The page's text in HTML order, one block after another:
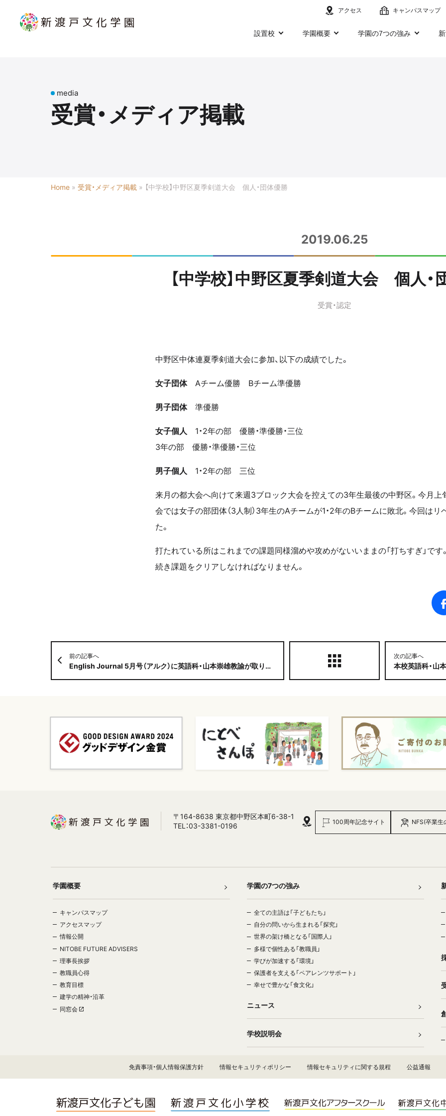
アクセス キャンパスマップ
設置校 学園概要 学園の7つの強み
media
受賞・メディア掲載
Home » 受賞・メディア掲載 » 【中学校】中野区夏季剣道大会 個人・団体優勝
2019.06.25
【中学校】中野区夏季剣道大会 個人・
受賞・認定
中野区中体連夏季剣道大会に参加、以下の成績でした。
女子団体Aチーム優勝 Bチーム準優勝
男子団体準優勝
女子個人 1・2年の部 優勝・準優勝・三位
3年の部 優勝・準優勝・三位
男子個人 1・2年の部 三位
来月の都大会へ向けて来週3ブロック大会を控えての3年生最後の中野区。今月上
会では女子の部団体（3人制）3年生のAチームが1・2年のBチームに敗北。今回は
た。
打たれている所はこれまでの課題同様溜めや攻めがないいままの「打ちすぎ」で
続き課題をクリアしなければなりません。
前の記事へ
English Journal 5月号（アルク）に英語科・山本崇雄教諭が取り上げられました
次の記事へ
本校英語科・山
〒164-8638 東京都中野区本町6-38-1
TEL：03-3381-0196
100周年記念サイト NFS(卒業生
学園概要
キャンパスマップ
アクセスマップ
情報公開
NITOBE FUTURE ADVISERS
理事長挨拶
教職員心得
教育目標
建学の精神・沿革
同窓会
学園の7つの強み
全ての主語は「子どもたち」
自分の問いから生まれる「探究」
世界の架け橋となる「国際人」
多様で個性ある「教職員」
学びが加速する「環境」
保護者を支える「ペアレンツサポート」
幸せで豊かな「食文化」
ニュース
学校説明会
免責事項・個人情報保護方針 情報セキュリティポリシー 情報セキュリティに関する規程 公益通報